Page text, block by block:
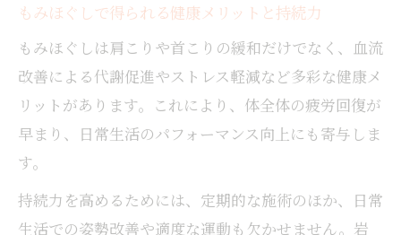
もみほぐしで得られる健康メリットと持続力
もみほぐしは肩こりや首こりの緩和だけでなく、血流
改善による代謝促進やストレス軽減など多彩な健康メ
リットがあります。これにより、体全体の疲労回復が
早まり、日常生活のパフォーマンス向上にも寄与しま
す。
持続力を高めるためには、定期的な施術のほか、日常
生活での姿勢改善や適度な運動も欠かせません。岩